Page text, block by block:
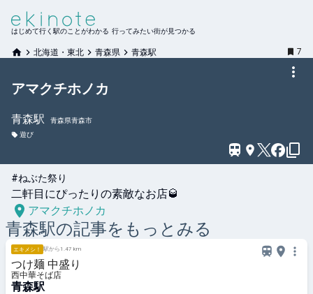
はじめて行く駅のことがわかる 行ってみたい街が見つかる
北海道・東北 青森県 青森駅 7
アマクチホノカ
青森駅
青森県青森市
遊び
#ねぶた祭り
二軒目にぴったりの素敵なお店🥃
アマクチホノカ
青森駅の記事をもっとみる
エキメシ！ 駅から1.47 km
つけ麺 中盛り
西中華そば店
青森駅